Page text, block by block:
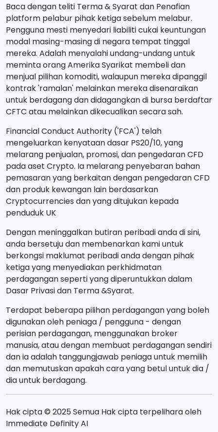
Baca dengan teliti Terma & Syarat dan Penafian
platform pelabur pihak ketiga sebelum melabur.
Pengguna mesti menyedari liabiliti cukai keuntungan
modal masing-masing di negara tempat tinggal
mereka. Adalah menyalahi undang-undang untuk
meminta orang Amerika Syarikat membeli dan
menjual pilihan komoditi, walaupun mereka dipanggil
kontrak 'ramalan' melainkan mereka disenaraikan
untuk berdagang dan didagangkan di bursa berdaftar
CFTC atau melainkan dikecualikan secara sah.
Financial Conduct Authority ('FCA') telah
mengeluarkan kenyataan dasar PS20/10, yang
melarang penjualan, promosi, dan pengedaran CFD
pada aset Crypto. Ia melarang penyebaran bahan
pemasaran yang berkaitan dengan pengedaran CFD
dan produk kewangan lain berdasarkan
Cryptocurrencies dan yang ditujukan kepada
penduduk UK
Dengan meninggalkan butiran peribadi anda di sini,
anda bersetuju dan membenarkan kami untuk
berkongsi maklumat peribadi anda dengan pihak
ketiga yang menyediakan perkhidmatan
perdagangan seperti yang diperuntukkan dalam
Dasar Privasi dan Terma &Syarat.
Terdapat beberapa pilihan perdagangan yang boleh
digunakan oleh peniaga / pengguna - dengan
perisian perdagangan, menggunakan broker
manusia, atau dengan membuat perdagangan sendiri
dan ia adalah tanggungjawab peniaga untuk memilih
dan memutuskan apakah cara yang betul untuk dia /
dia untuk berdagang.
Hak cipta © 2025 Semua Hak cipta terpelihara oleh
Immediate Definity AI